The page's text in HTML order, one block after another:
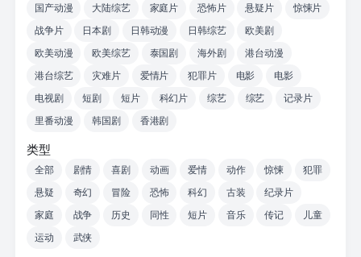
国产动漫
大陆综艺 家庭片 恐怖片 悬疑片
惊悚片
战争片
日本剧 日韩动漫 日韩综艺
欧美剧
欧美动漫
欧美综艺 泰国剧 海外剧
港台动漫
港台综艺
灾难片 爱情片 犯罪片 电影
电影
电视剧
短剧 短片 科幻片 综艺 综艺
记录片
里番动漫
韩国剧 香港剧
类型
全部 剧情 喜剧 动画 爱情 动作 惊悚
犯罪
悬疑
奇幻 冒险 恐怖 科幻 古装
纪录片
家庭
战争 历史 同性 短片 音乐 传记
儿童
运动
武侠